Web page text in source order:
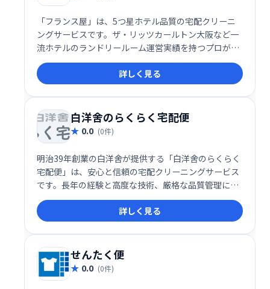
「フランス屋」は、5つ星ホテル品質の宅配クリーニ
ングサービスです。ザ・リッツカールトン大阪など一
流ホテルのランドリールーム運営実績を持つプロが、
シミ抜きを含む繊細な仕上げを丁寧に施します。自宅
にいながら、最高級のクリーニングを体験いただけま
す。熟練職人の手作業によるシミ抜きは、他社にはな
いクオリティの高さです。多くのお客様から高い評価
を頂いております。
詳しく見る
白洋舍のらくらく宅配便
0.0 (0件)
明治39年創業の白洋舍が提供する「白洋舍のらくらく
宅配便」は、安心と信頼の宅配クリーニングサービス
です。長年の経験と高度な技術、厳格な品質管理によ
り、お客様���大切な衣類を丁寧にクリーニングい
たします。熟練の技術者による高品質な仕上がりと、
手軽な宅配サービスで、快適なクリーニング体験をお
届けします。
詳しく見る
せんたく便
0.0 (0件)